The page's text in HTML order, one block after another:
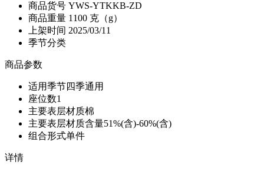
商品货号 YWS-YTKKB-ZD
商品重量 1100 克（g）
上架时间 2025/03/11
季节分类
商品参数
适用季节四季通用
座位数1
主要表层材质棉
主要表层材质含量51%(含)-60%(含)
组合形式单件
详情